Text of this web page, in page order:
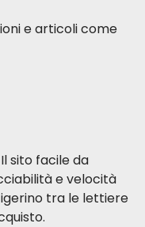
e articoli come
sito facile da
e velocità
tra le lettiere